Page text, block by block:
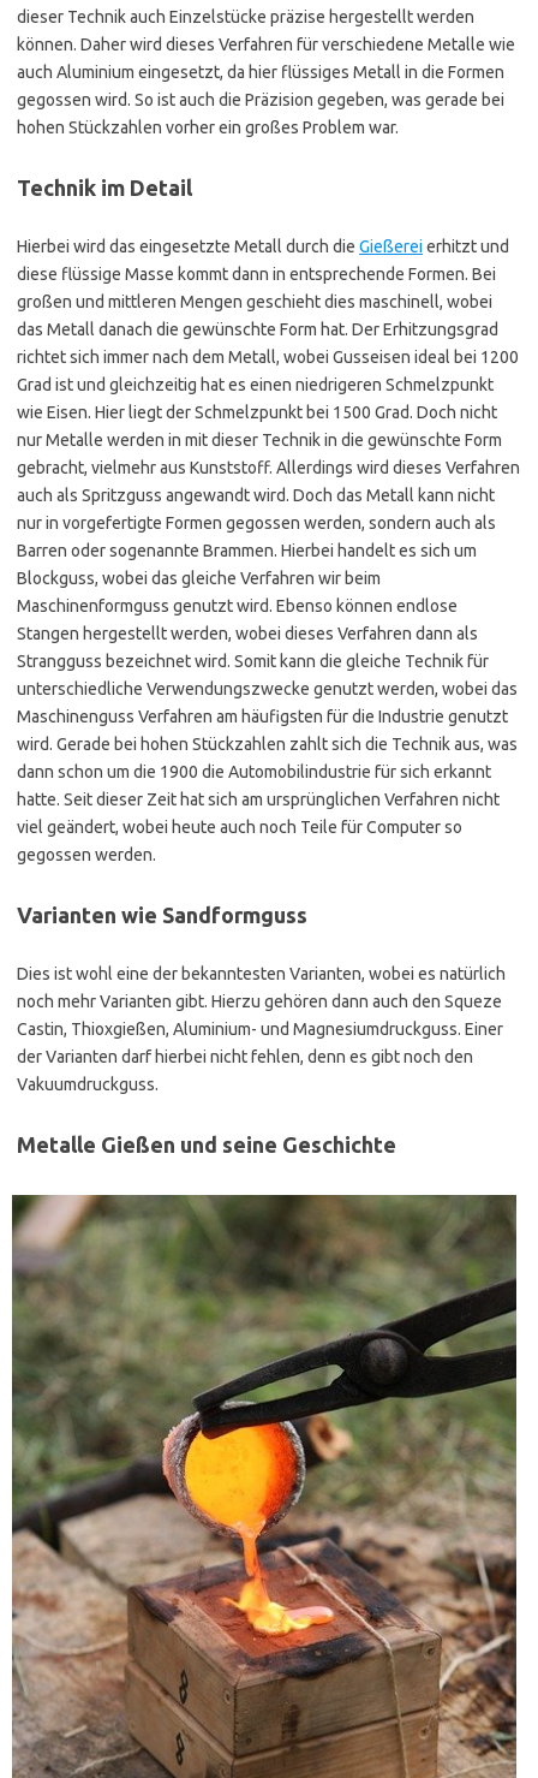
dieser Technik auch Einzelstücke präzise hergestellt werden
können. Daher wird dieses Verfahren für verschiedene Metalle wie
auch Aluminium eingesetzt, da hier flüssiges Metall in die Formen
gegossen wird. So ist auch die Präzision gegeben, was gerade bei
hohen Stückzahlen vorher ein großes Problem war.
Technik im Detail
Hierbei wird das eingesetzte Metall durch die Gießerei erhitzt und
diese flüssige Masse kommt dann in entsprechende Formen. Bei
großen und mittleren Mengen geschieht dies maschinell, wobei
das Metall danach die gewünschte Form hat. Der Erhitzungsgrad
richtet sich immer nach dem Metall, wobei Gusseisen ideal bei 1200
Grad ist und gleichzeitig hat es einen niedrigeren Schmelzpunkt
wie Eisen. Hier liegt der Schmelzpunkt bei 1500 Grad. Doch nicht
nur Metalle werden in mit dieser Technik in die gewünschte Form
gebracht, vielmehr aus Kunststoff. Allerdings wird dieses Verfahren
auch als Spritzguss angewandt wird. Doch das Metall kann nicht
nur in vorgefertigte Formen gegossen werden, sondern auch als
Barren oder sogenannte Brammen. Hierbei handelt es sich um
Blockguss, wobei das gleiche Verfahren wir beim
Maschinenformguss genutzt wird. Ebenso können endlose
Stangen hergestellt werden, wobei dieses Verfahren dann als
Strangguss bezeichnet wird. Somit kann die gleiche Technik für
unterschiedliche Verwendungszwecke genutzt werden, wobei das
Maschinenguss Verfahren am häufigsten für die Industrie genutzt
wird. Gerade bei hohen Stückzahlen zahlt sich die Technik aus, was
dann schon um die 1900 die Automobilindustrie für sich erkannt
hatte. Seit dieser Zeit hat sich am ursprünglichen Verfahren nicht
viel geändert, wobei heute auch noch Teile für Computer so
gegossen werden.
Varianten wie Sandformguss
Dies ist wohl eine der bekanntesten Varianten, wobei es natürlich
noch mehr Varianten gibt. Hierzu gehören dann auch den Squeze
Castin, Thioxgießen, Aluminium- und Magnesiumdruckguss. Einer
der Varianten darf hierbei nicht fehlen, denn es gibt noch den
Vakuumdruckguss.
Metalle Gießen und seine Geschichte